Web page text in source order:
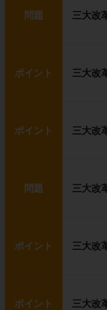
問題 三大改
ポイント 三大改
ポイント 三大改
問題 三大改
ポイント 三大改
ポイント 三大改